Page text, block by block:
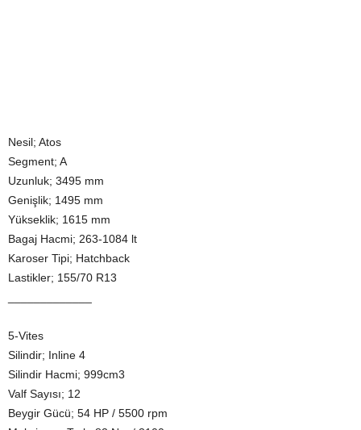
Nesil; Atos
Segment; A
Uzunluk; 3495 mm
Genişlik; 1495 mm
Yükseklik; 1615 mm
Bagaj Hacmi; 263-1084 lt
Karoser Tipi; Hatchback
Lastikler; 155/70 R13
5-Vites
Silindir; Inline 4
Silindir Hacmi; 999cm3
Valf Sayısı; 12
Beygir Gücü; 54 HP / 5500 rpm